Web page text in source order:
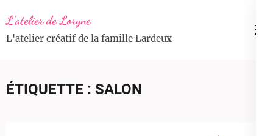
au
contenu
Entrée)
L'atelier de Loryne
L'atelier créatif de la famille Lardeux
ÉTIQUETTE : SALON